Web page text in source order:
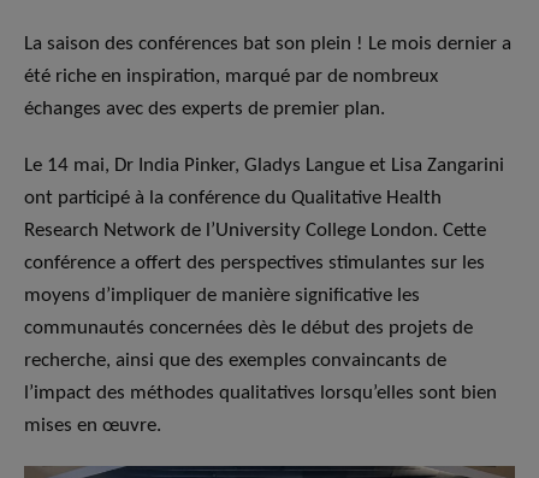
La saison des conférences bat son plein ! Le mois dernier a
été riche en inspiration, marqué par de nombreux
échanges avec des experts de premier plan.
Le 14 mai, Dr India Pinker, Gladys Langue et Lisa Zangarini
ont participé à la conférence du Qualitative Health
Research Network de l’University College London. Cette
conférence a offert des perspectives stimulantes sur les
moyens d’impliquer de manière significative les
communautés concernées dès le début des projets de
recherche, ainsi que des exemples convaincants de
l’impact des méthodes qualitatives lorsqu’elles sont bien
mises en œuvre.